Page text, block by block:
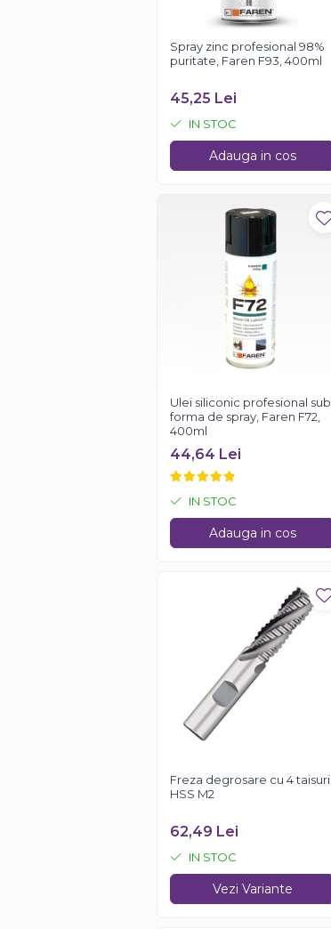
Spray zinc profesional 98%
puritate, Faren F93, 400ml
45,25 Lei
IN STOC
Adauga in cos
Ulei siliconic profesional sub
forma de spray, Faren F72,
400ml
44,64 Lei
IN STOC
Adauga in cos
Freza degrosare cu 4 taisuri,
HSS M2
62,49 Lei
IN STOC
Vezi Variante